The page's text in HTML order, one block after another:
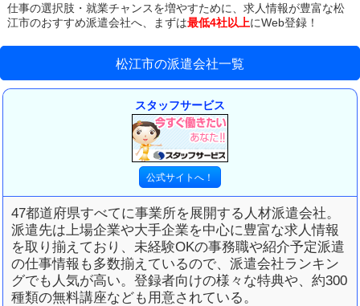
仕事の選択肢・就業チャンスを増やすために、 求人情報が豊富な松
江市のおすすめ派遣会社へ、
まずは最低4社以上にWeb登録！
松江市の派遣会社一覧
スタッフサービス
47都道府県すべてに事業所を展開する人材派遣会社。
派遣先は上場企業や大手企業を中心に豊富な求人情報
を取り揃えており、未経験OKの事務職や紹介予定派遣
の仕事情報も多数揃えているので、派遣会社ランキン
グでも人気が高い。登録者向けの様々な特典や、約300
種類の無料講座なども用意されている。